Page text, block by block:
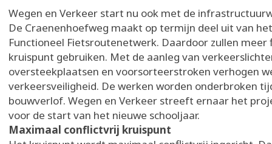
Wegen en Verkeer start nu ook met de
De Craenenhoefweg maakt op termijn deel uit van
Functioneel Fietsroutenetwerk. Daardoor zullen meer
kruispunt gebruiken. Met de aanleg van
oversteekplaatsen en voorsorteerstroken verhogen
verkeersveiligheid. De werken worden onderbroken
bouwverlof. Wegen en Verkeer streeft ernaar het
voor de start van het nieuwe schooljaar.
Maximaal conflictvrij kruispunt